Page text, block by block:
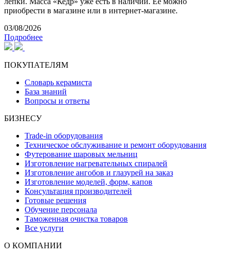
приобрести в магазине или в интернет-магазине.
03/08/2026
Подробнее
ПОКУПАТЕЛЯМ
Словарь керамиста
База знаний
Вопросы и ответы
БИЗНЕСУ
Trade-in оборудования
Техническое обслуживание и ремонт оборудования
Футерование шаровых мельниц
Изготовление нагревательных спиралей
Изготовление ангобов и глазурей на заказ
Изготовление моделей, форм, капов
Консультация производителей
Готовые решения
Обучение персонала
Таможенная очистка товаров
Все услуги
О КОМПАНИИ